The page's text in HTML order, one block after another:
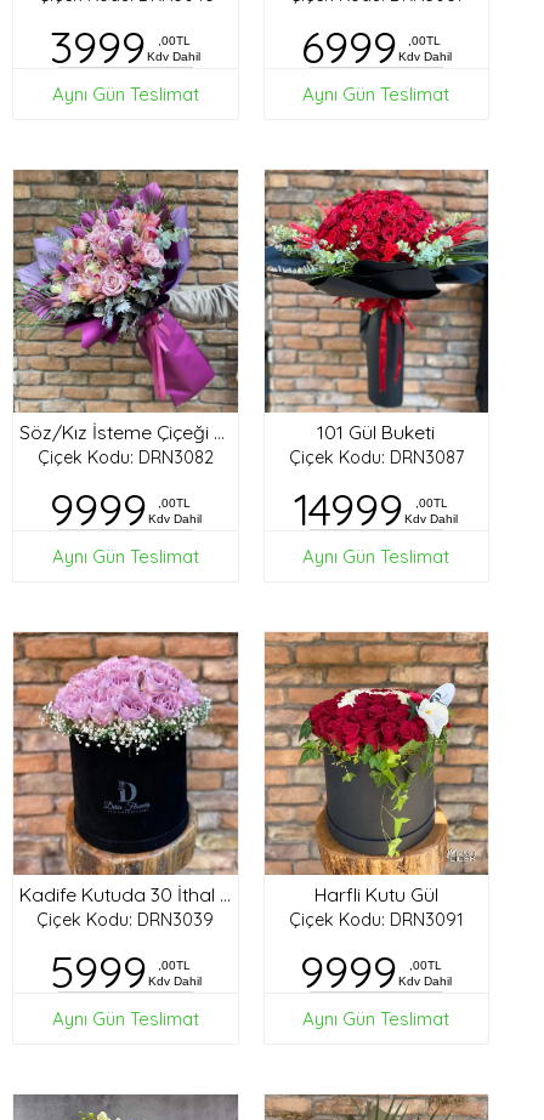
3999
,00TL
Kdv Dahil
Aynı Gün Teslimat
6999
,00TL
Kdv Dahil
Aynı Gün Teslimat
Söz/Kız İsteme Çiçeği Buketi
Çiçek Kodu: DRN3082
9999
,00TL
Kdv Dahil
Aynı Gün Teslimat
101 Gül Buketi
Çiçek Kodu: DRN3087
14999
,00TL
Kdv Dahil
Aynı Gün Teslimat
Kadife Kutuda 30 İthal Gül
Çiçek Kodu: DRN3039
5999
,00TL
Kdv Dahil
Aynı Gün Teslimat
Harfli Kutu Gül
Çiçek Kodu: DRN3091
9999
,00TL
Kdv Dahil
Aynı Gün Teslimat